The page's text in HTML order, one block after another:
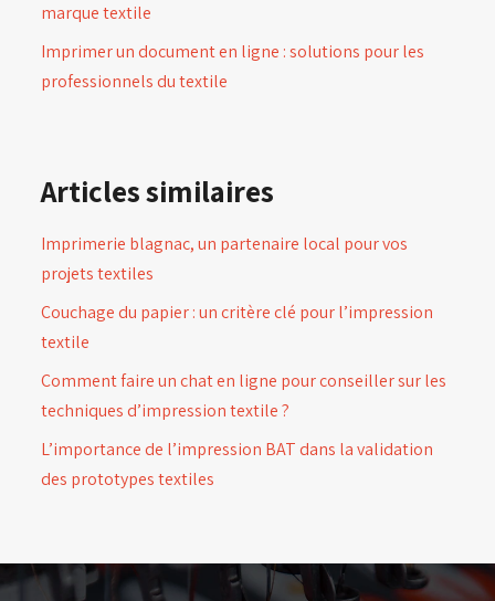
marque textile
Imprimer un document en ligne : solutions pour les
professionnels du textile
Articles similaires
Imprimerie blagnac, un partenaire local pour vos
projets textiles
Couchage du papier : un critère clé pour l’impression
textile
Comment faire un chat en ligne pour conseiller sur les
techniques d’impression textile ?
L’importance de l’impression BAT dans la validation
des prototypes textiles